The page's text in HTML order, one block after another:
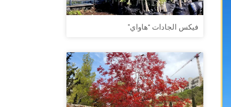
فيكس الجادات “هاواي”